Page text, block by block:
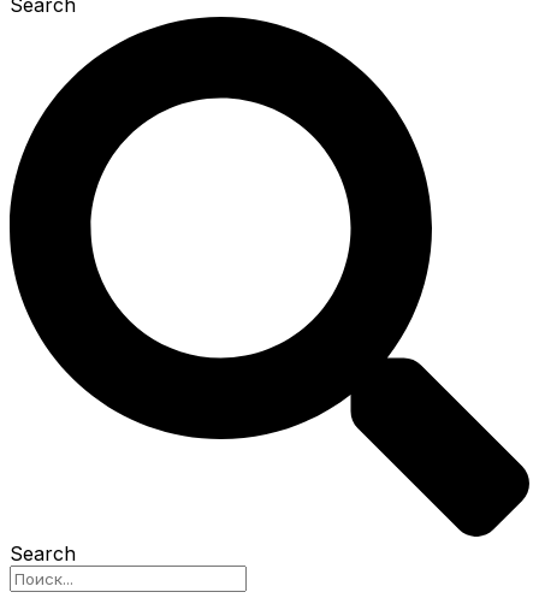
Search
Search